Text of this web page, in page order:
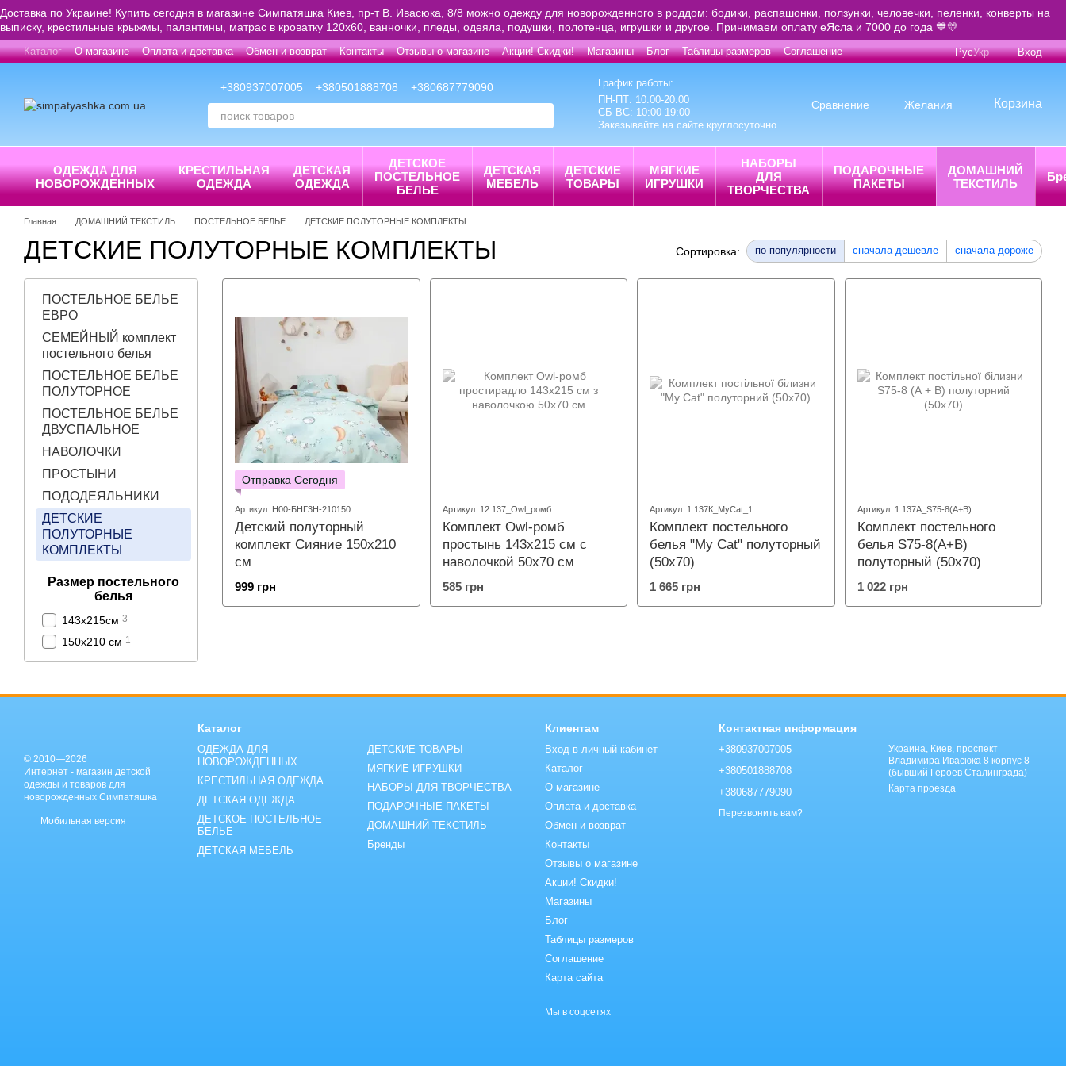
Перейти к основному контенту
Доставка по Украине! Купить сегодня в магазине Симпатяшка Киев, пр-т В. Ивасюка, 8/8 можно одежду для новорожденного в роддом: бодики, распашонки, ползунки, человечки, пеленки, конверты на
выписку, крестильные крыжмы, палантины, матрас в кроватку 120х60, ванночки, пледы, одеяла, подушки, полотенца, игрушки и другое. Принимаем оплату еЯсла и 7000 до года 💙💛
Каталог О магазине Оплата и доставка Обмен и возврат Контакты Отзывы о магазине Акции! Скидки! Магазины Блог Таблицы размеров Соглашение РусУкр Вход
+380937007005 +380501888708 +380687779090
График работы:
ПН-ПТ: 10:00-20:00
СБ-ВС: 10:00-19:00
Заказывайте на сайте круглосуточно
Сравнение Желания Корзина
ОДЕЖДА ДЛЯ
НОВОРОЖДЕННЫХ
КРЕСТИЛЬНАЯ
ОДЕЖДА
ДЕТСКАЯ
ОДЕЖДА
ДЕТСКОЕ
ПОСТЕЛЬНОЕ
БЕЛЬЕ
ДЕТСКАЯ
МЕБЕЛЬ
ДЕТСКИЕ
ТОВАРЫ
МЯГКИЕ
ИГРУШКИ
НАБОРЫ
ДЛЯ
ТВОРЧЕСТВА
ПОДАРОЧНЫЕ
ПАКЕТЫ
ДОМАШНИЙ
ТЕКСТИЛЬ
Главная ДОМАШНИЙ ТЕКСТИЛЬ ПОСТЕЛЬНОЕ БЕЛЬЕ ДЕТСКИЕ ПОЛУТОРНЫЕ КОМПЛЕКТЫ
ДЕТСКИЕ ПОЛУТОРНЫЕ КОМПЛЕКТЫ Сортировка: по популярности сначала дешевле сначала дороже
Отправка Сегодня
Артикул: Н00-БНГ3Н-210150
Детский полуторный
комплект Сияние 150х210
см
999 грн
Артикул: 12.137_Owl_ромб
Комплект Owl-ромб
простынь 143х215 см с
наволочкой 50х70 см
585 грн
Артикул: 1.137К_MyCat_1
Комплект постельного
белья "My Cat" полуторный
(50х70)
1 665 грн
Артикул: 1.137А_S75-8(А+В)
Комплект постельного
белья S75-8(А+B)
полуторный (50х70)
1 022 грн
ПОСТЕЛЬНОЕ БЕЛЬЕ
ЕВРО
СЕМЕЙНЫЙ комплект
постельного белья
ПОСТЕЛЬНОЕ БЕЛЬЕ
ПОЛУТОРНОЕ
ПОСТЕЛЬНОЕ БЕЛЬЕ
ДВУСПАЛЬНОЕ
НАВОЛОЧКИ
ПРОСТЫНИ
ПОДОДЕЯЛЬНИКИ
ДЕТСКИЕ
ПОЛУТОРНЫЕ
КОМПЛЕКТЫ
Размер постельного
белья
143х215см 3
150х210 см 1
© 2010—2026
Интернет - магазин детской
одежды и товаров для
новорожденных Симпатяшка
Мобильная версия
Каталог
ОДЕЖДА ДЛЯ
НОВОРОЖДЕННЫХ
КРЕСТИЛЬНАЯ ОДЕЖДА
ДЕТСКАЯ ОДЕЖДА
ДЕТСКОЕ ПОСТЕЛЬНОЕ
БЕЛЬЕ
ДЕТСКАЯ МЕБЕЛЬ
ДЕТСКИЕ ТОВАРЫ
МЯГКИЕ ИГРУШКИ
НАБОРЫ ДЛЯ ТВОРЧЕСТВА
ПОДАРОЧНЫЕ ПАКЕТЫ
ДОМАШНИЙ ТЕКСТИЛЬ
Бренды
Клиентам
Вход в личный кабинет
Каталог
О магазине
Оплата и доставка
Обмен и возврат
Контакты
Отзывы о магазине
Акции! Скидки!
Магазины
Блог
Таблицы размеров
Соглашение
Карта сайта
Мы в соцсетях
Контактная информация
+380937007005
+380501888708
+380687779090
Перезвонить вам?
Украина, Киев, проспект
Владимира Ивасюка 8 корпус 8
(бывший Героев Сталинграда)
Карта проезда